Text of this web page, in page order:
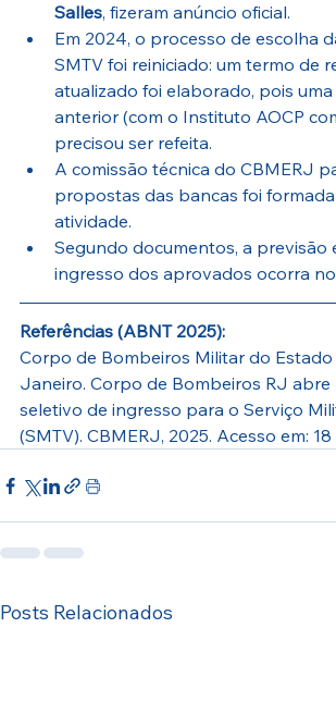
Salles, fizeram anúncio oficial.
Em 2024, o processo de escolha
SMTV foi reiniciado: um termo de
atualizado foi elaborado, pois
anterior (com o Instituto AOCP
precisou ser refeita.
A comissão técnica do CBMERJ
propostas das bancas foi
atividade.
Segundo documentos, a previsão
ingresso dos aprovados ocorra no
Referências (ABNT 2025):
Corpo de Bombeiros Militar do Estado
Janeiro. Corpo de Bombeiros RJ abre
seletivo de ingresso para o Serviço
(SMTV). CBMERJ, 2025. Acesso em:
Posts Relacionados